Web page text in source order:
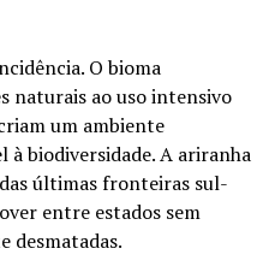
O bioma
naturais ao uso intensivo
um ambiente
biodiversidade. A ariranha
últimas fronteiras sul-
entre estados sem
desmatadas.